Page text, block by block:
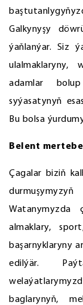
Galkynyşy
ýaňlanýar. Siz
ulalmaklaryny,
adamlar
syýasatynyň
Bu bolsa
Belent
Çagalar biziň
Watanymyzda
almaklary,
başarnyklaryny
edilýär.
baglarynyň,